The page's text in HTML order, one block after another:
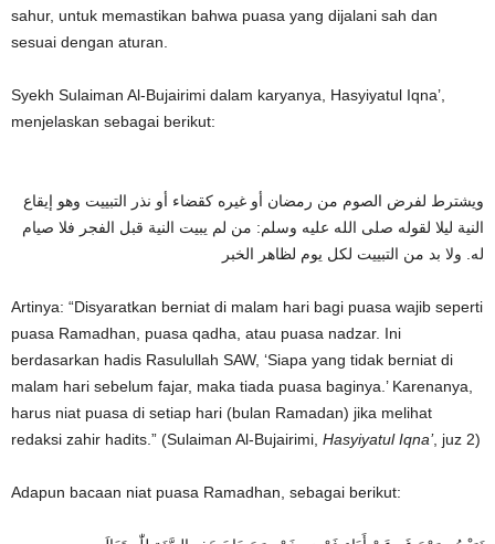
sahur, untuk memastikan bahwa puasa yang dijalani sah dan
sesuai dengan aturan.
Syekh Sulaiman Al-Bujairimi dalam karyanya, Hasyiyatul Iqna’,
menjelaskan sebagai berikut:
ويشترط لفرض الصوم من رمضان أو غيره كقضاء أو نذر التبييت وهو إيقاع
النية ليلا لقوله صلى الله عليه وسلم: من لم يبيت النية قبل الفجر فلا صيام
له. ولا بد من التبييت لكل يوم لظاهر الخبر
Artinya: “Disyaratkan berniat di malam hari bagi puasa wajib seperti
puasa Ramadhan, puasa qadha, atau puasa nadzar. Ini
berdasarkan hadis Rasulullah SAW, ‘Siapa yang tidak berniat di
malam hari sebelum fajar, maka tiada puasa baginya.’ Karenanya,
harus niat puasa di setiap hari (bulan Ramadan) jika melihat
redaksi zahir hadits.” (Sulaiman Al-Bujairimi, Hasyiyatul Iqna’, juz 2)
Adapun bacaan niat puasa Ramadhan, sebagai berikut: